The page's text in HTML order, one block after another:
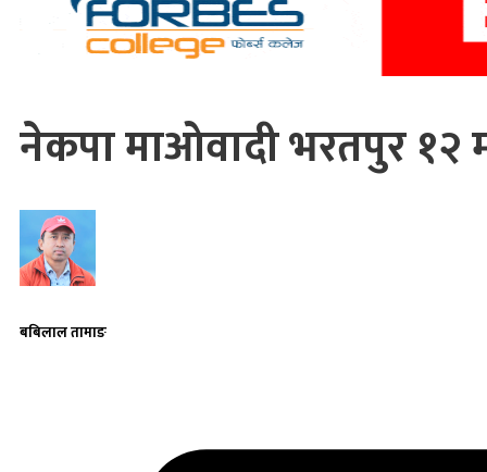
नेकपा माओवादी भरतपुर १२
बबिलाल तामाङ